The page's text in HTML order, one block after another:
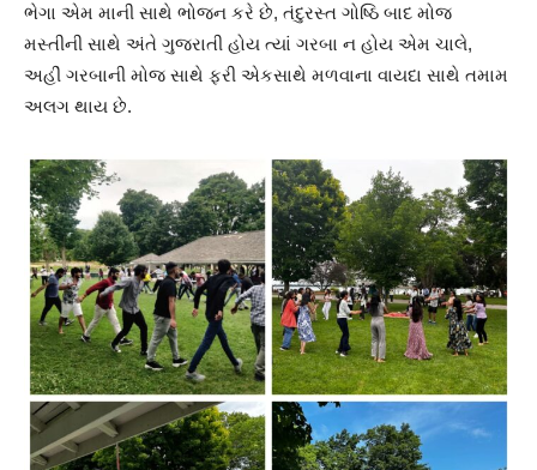
ભેગા એમ માની સાથે ભોજન કરે છે, તંદુરસ્ત ગોષ્ઠિ બાદ મોજ
મસ્તીની સાથે અંતે ગુજરાતી હોય ત્યાં ગરબા ન હોય એમ ચાલે,
અહીં ગરબાની મોજ સાથે ફરી એકસાથે મળવાના વાયદા સાથે તમામ
અલગ થાય છે.